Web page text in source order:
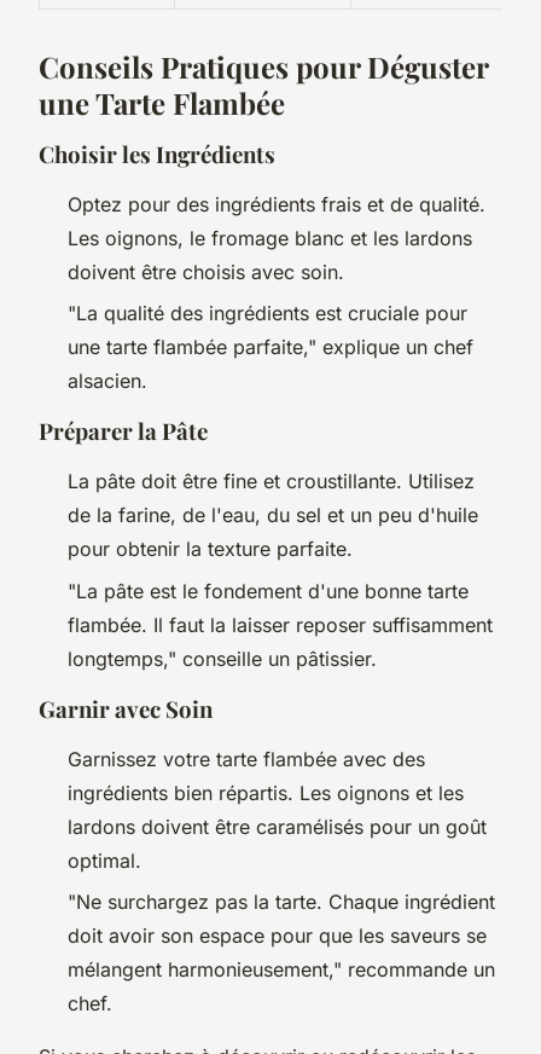
Conseils Pratiques pour Déguster
une Tarte Flambée
Choisir les Ingrédients
Optez pour des ingrédients frais et de qualité.
Les oignons, le fromage blanc et les lardons
doivent être choisis avec soin.
"La qualité des ingrédients est cruciale pour
une tarte flambée parfaite," explique un chef
alsacien.
Préparer la Pâte
La pâte doit être fine et croustillante. Utilisez
de la farine, de l'eau, du sel et un peu d'huile
pour obtenir la texture parfaite.
"La pâte est le fondement d'une bonne tarte
flambée. Il faut la laisser reposer suffisamment
longtemps," conseille un pâtissier.
Garnir avec Soin
Garnissez votre tarte flambée avec des
ingrédients bien répartis. Les oignons et les
lardons doivent être caramélisés pour un goût
optimal.
"Ne surchargez pas la tarte. Chaque ingrédient
doit avoir son espace pour que les saveurs se
mélangent harmonieusement," recommande un
chef.